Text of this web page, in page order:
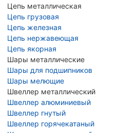
Цепь металлическая
Цепь грузовая
Цепь железная
Цепь нержавеющая
Цепь якорная
Шары металлические
Шары для подшипников
Шары мелющие
Швеллер металлический
Швеллер алюминиевый
Швеллер гнутый
Швеллер горячекатаный